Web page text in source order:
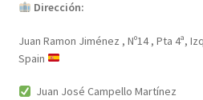
Dirección:
Juan Ramon Jiménez , Nº14 , Pta 4ª,
Spain
Juan José Campello Martínez